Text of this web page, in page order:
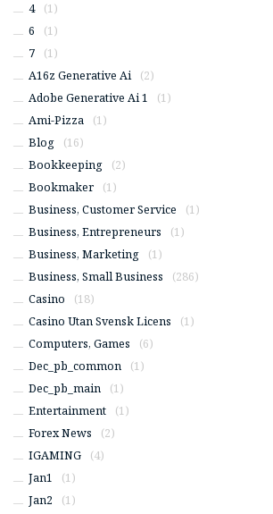
4
(1)
6
(1)
7
(1)
A16z Generative Ai
(2)
Adobe Generative Ai 1
(1)
Ami-Pizza
(1)
Blog
(16)
Bookkeeping
(2)
Bookmaker
(1)
Business, Customer Service
(1)
Business, Entrepreneurs
(1)
Business, Marketing
(1)
Business, Small Business
(286)
Casino
(18)
Casino Utan Svensk Licens
(1)
Computers, Games
(6)
Dec_pb_common
(1)
Dec_pb_main
(1)
Entertainment
(1)
Forex News
(2)
IGAMING
(4)
Jan1
(1)
Jan2
(1)